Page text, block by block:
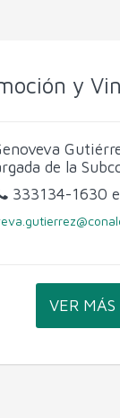
y
de la
333134-1630
VER MÁS